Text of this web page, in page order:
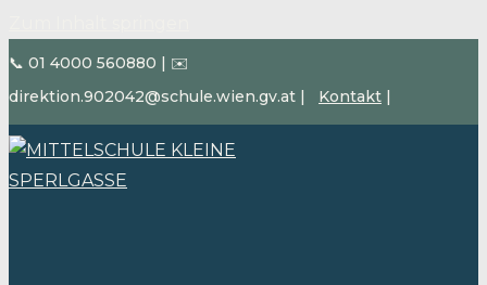
📞 01 4000 560880 | ✉️
direktion.902042@schule.wien.gv.at | Kontakt |